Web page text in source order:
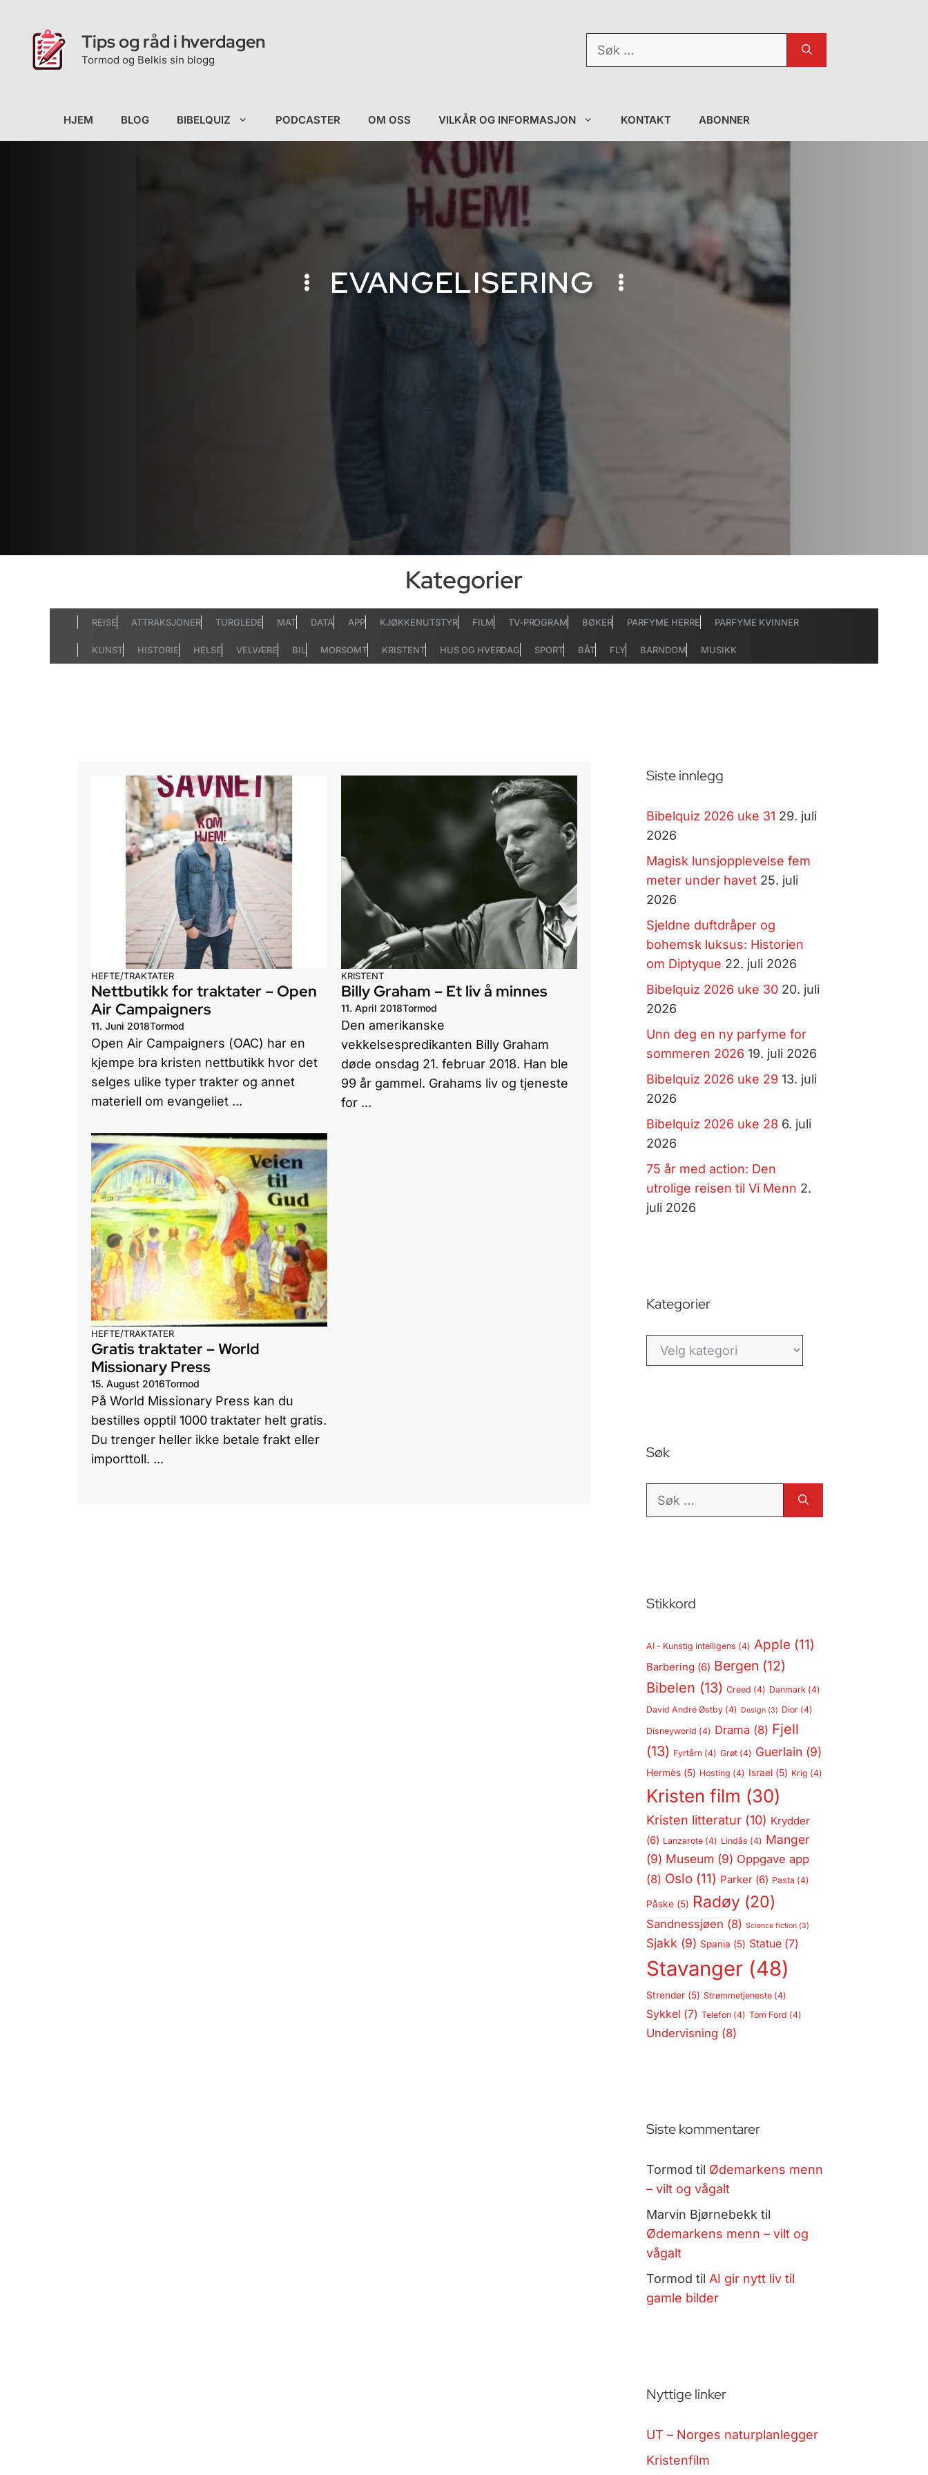
innhold
Tips og råd i hverdagen
Tormod og Belkis sin blogg
Søk
HJEM BLOG BIBELQUIZ PODCASTER OM OSS VILKÅR OG INFORMASJON KONTAKT ABONNER
EVANGELISERING
Kategorier
REISE ATTRAKSJONER TURGLEDE MAT DATA APP KJØKKENUTSTYR FILM TV-PROGRAM BØKER PARFYME HERRE PARFYME KVINNER
KUNST HISTORIE HELSE VELVÆRE BIL MORSOMT KRISTENT HUS OG HVERDAG SPORT BÅT FLY BARNDOM MUSIKK
HEFTE/TRAKTATER
Nettbutikk for traktater – Open
Air Campaigners
11. Juni 2018Tormod
Open Air Campaigners (OAC) har en
kjempe bra kristen nettbutikk hvor det
selges ulike typer trakter og annet
materiell om evangeliet ...
KRISTENT
Billy Graham – Et liv å minnes
11. April 2018Tormod
Den amerikanske
vekkelsespredikanten Billy Graham
døde onsdag 21. februar 2018. Han ble
99 år gammel. Grahams liv og tjeneste
for ...
HEFTE/TRAKTATER
Gratis traktater – World
Missionary Press
15. August 2016Tormod
På World Missionary Press kan du
bestilles opptil 1000 traktater helt gratis.
Du trenger heller ikke betale frakt eller
importtoll. ...
Siste innlegg
Bibelquiz 2026 uke 31 29. juli
2026
Magisk lunsjopplevelse fem
meter under havet 25. juli
2026
Sjeldne duftdråper og
bohemsk luksus: Historien
om Diptyque 22. juli 2026
Bibelquiz 2026 uke 30 20. juli
2026
Unn deg en ny parfyme for
sommeren 2026 19. juli 2026
Bibelquiz 2026 uke 29 13. juli
2026
Bibelquiz 2026 uke 28 6. juli
2026
75 år med action: Den
utrolige reisen til Vi Menn 2.
juli 2026
Kategorier
Kategorier
Søk
Søk
Stikkord
AI - Kunstig intelligens (4) Apple (11)
Barbering (6) Bergen (12)
Bibelen (13) Creed (4) Danmark(4)
David André Østby(4) Design(3) Dior(4)
Disneyworld (4) Drama (8) Fjell
(13) Fyrtårn(4) Grøt(4) Guerlain (9)
Hermès(5) Hosting (4) Israel(5) Krig (4)
Kristen film (30)
Kristen litteratur(10) Krydder
(6) Lanzarote(4) Lindås (4) Manger
(9) Museum (9) Oppgave app
(8) Oslo(11) Parker(6) Pasta (4)
Påske(5) Radøy(20)
Sandnessjøen (8) Science fiction(3)
Sjakk (9) Spania (5) Statue(7)
Stavanger(48)
Strender(5) Strømmetjeneste(4)
Sykkel (7) Telefon(4) Tom Ford (4)
Undervisning (8)
Siste kommentarer
Tormod til Ødemarkens menn
– vilt og vågalt
Marvin Bjørnebekk til
Ødemarkens menn – vilt og
vågalt
Tormod til AI gir nytt liv til
gamle bilder
Nyttige linker
UT – Norges naturplanlegger
Kristenfilm